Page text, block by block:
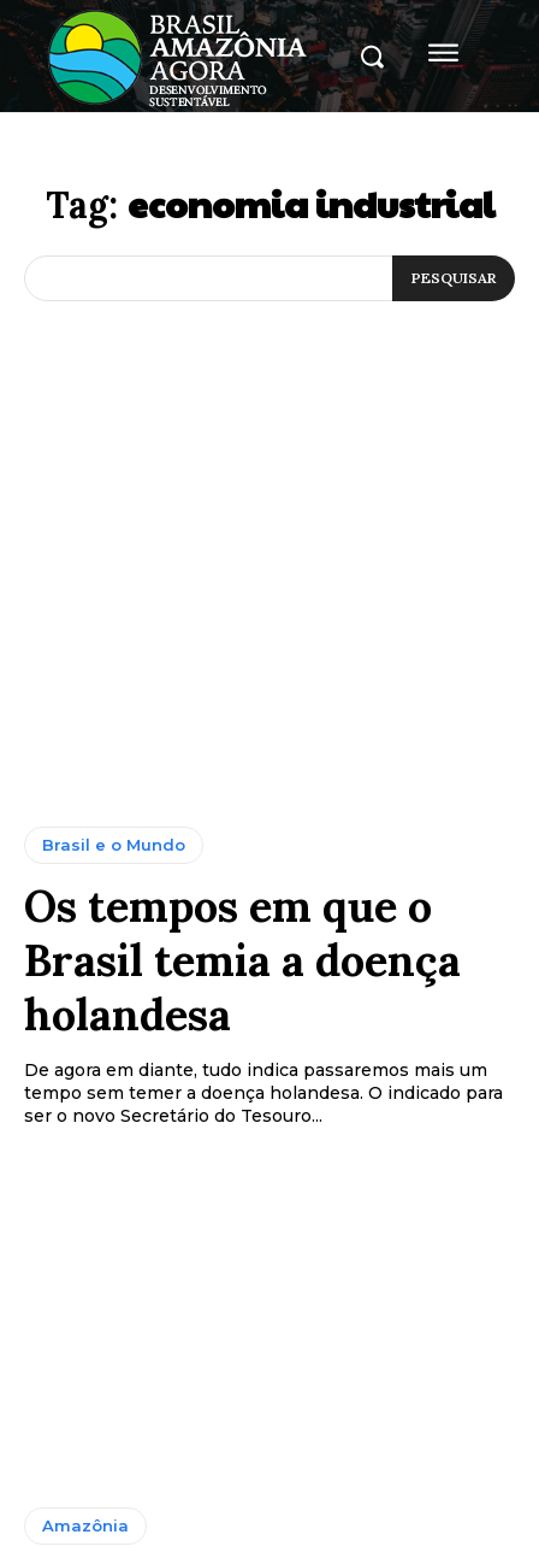
Tag: economia industrial
PESQUISAR
Brasil e o Mundo
Os tempos em que o
Brasil temia a doença
holandesa
De agora em diante, tudo indica passaremos mais um
tempo sem temer a doença holandesa. O indicado para
ser o novo Secretário do Tesouro...
Amazônia